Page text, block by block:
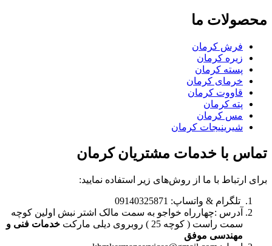
محصولات ما
فرش کرمان
زیره کرمان
پسته کرمان
خرمای کرمان
قاووت کرمان
پته کرمان
مس کرمان
شیرینیجات کرمان
تماس با خدمات مشتریان کرمان
برای ارتباط با ما از روش‌های زیر استفاده نمایید:
تلگرام & واتساپ: 09140325871
آدرس :چهارراه خواجو به سمت مالک اشتر نبش اولین کوچه
سمت راست ( کوچه 25 ) روبروی دیلی مارکت
خدمات فنی و
مهندسی موفق